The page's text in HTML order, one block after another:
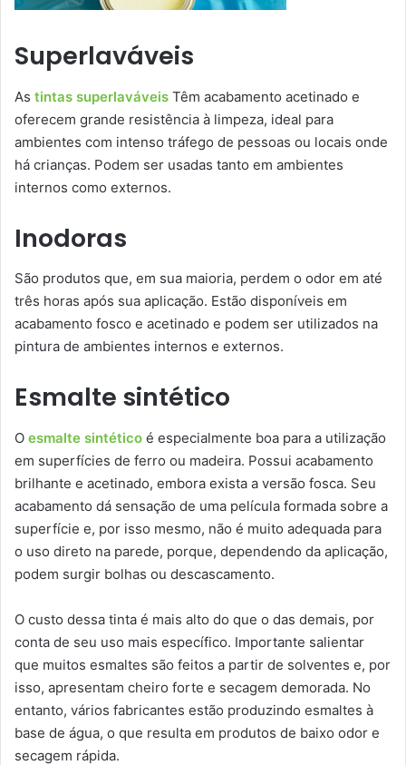
Superlaváveis
As tintas superlaváveis Têm acabamento acetinado e
oferecem grande resistência à limpeza, ideal para
ambientes com intenso tráfego de pessoas ou locais onde
há crianças. Podem ser usadas tanto em ambientes
internos como externos.
Inodoras
São produtos que, em sua maioria, perdem o odor em até
três horas após sua aplicação. Estão disponíveis em
acabamento fosco e acetinado e podem ser utilizados na
pintura de ambientes internos e externos.
Esmalte sintético
O esmalte sintético é especialmente boa para a utilização
em superfícies de ferro ou madeira. Possui acabamento
brilhante e acetinado, embora exista a versão fosca. Seu
acabamento dá sensação de uma película formada sobre a
superfície e, por isso mesmo, não é muito adequada para
o uso direto na parede, porque, dependendo da aplicação,
podem surgir bolhas ou descascamento.
O custo dessa tinta é mais alto do que o das demais, por
conta de seu uso mais específico. Importante salientar
que muitos esmaltes são feitos a partir de solventes e, por
isso, apresentam cheiro forte e secagem demorada. No
entanto, vários fabricantes estão produzindo esmaltes à
base de água, o que resulta em produtos de baixo odor e
secagem rápida.